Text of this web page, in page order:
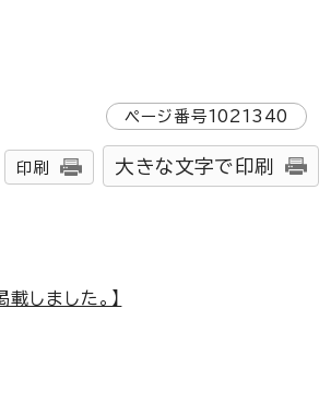
ページ番号1021340
印刷 大きな文字で印刷
しました。】